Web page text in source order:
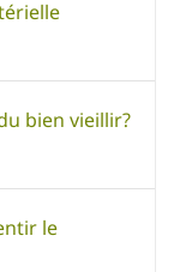
bien vieillir?
le